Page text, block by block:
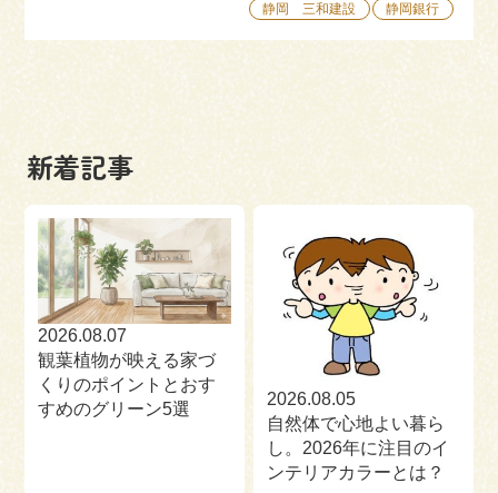
054-365-3838
受付時間／平日9:00 - 18:00
来場予約 お問い合わせ 資料請求
静岡 三和建設
静岡銀行
新着記事
2026.08.07
観葉植物が映える家づ
くりのポイントとおす
すめのグリーン5選
2026.08.05
自然体で心地よい暮ら
し。2026年に注目のイ
ンテリアカラーとは？